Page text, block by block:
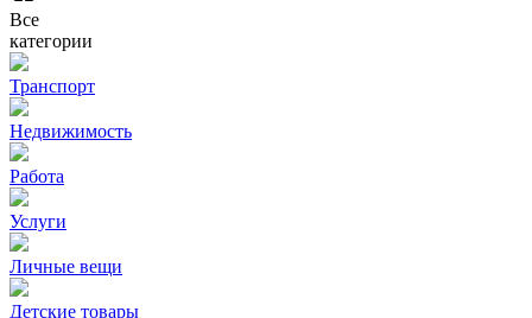
Все
категории
Транспорт
Недвижимость
Работа
Услуги
Личные вещи
Детские товары